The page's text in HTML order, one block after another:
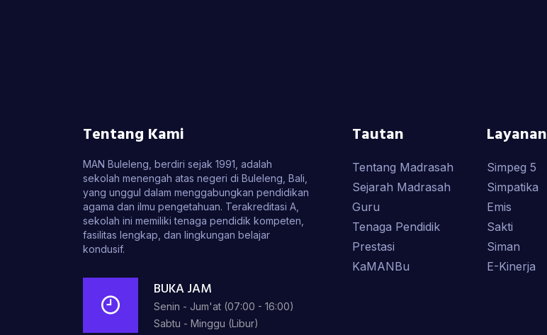
Tentang Kami
MAN Buleleng, berdiri sejak 1991, adalah
sekolah menengah atas negeri di Buleleng, Bali,
yang unggul dalam menggabungkan pendidikan
agama dan ilmu pengetahuan. Terakreditasi A,
sekolah ini memiliki tenaga pendidik kompeten,
fasilitas lengkap, dan lingkungan belajar
kondusif.
BUKA JAM
Senin - Jum'at (07:00 - 16:00)
Sabtu - Minggu (Libur)
Tautan
Tentang Madrasah
Sejarah Madrasah
Guru
Tenaga Pendidik
Prestasi
KaMANBu
Layanan
Simpeg 5
Simpatika
Emis
Sakti
Siman
E-Kinerja